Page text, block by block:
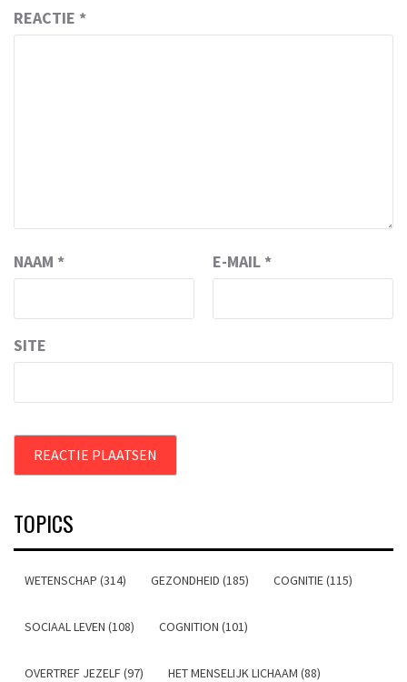
REACTIE *
NAAM * E-MAIL *
SITE
TOPICS
WETENSCHAP (314) GEZONDHEID (185) COGNITIE (115)
SOCIAAL LEVEN (108) COGNITION (101)
OVERTREF JEZELF (97) HET MENSELIJK LICHAAM (88)